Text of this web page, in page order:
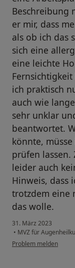
Beschreibung
er mir, dass
als ob ich das
sich eine
eine leichte
ich praktisch
auch wie
sehr unklar
beantwortet.
könnte,
prüfen lassen.
leider auch
Hinweis, dass
trotzdem eine
das wolle.
31. März 2023
• MVZ für
Problem melden